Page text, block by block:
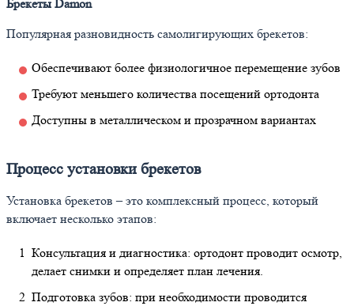
Брекеты Damon
Популярная разновидность самолигирующих брекетов:
Обеспечивают более физиологичное перемещение зубов
Требуют меньшего количества посещений ортодонта
Доступны в металлическом и прозрачном вариантах
Процесс установки брекетов
Установка брекетов – это комплексный процесс, который
включает несколько этапов:
Консультация и диагностика: ортодонт проводит осмотр,
делает снимки и определяет план лечения.
Подготовка зубов: при необходимости проводится